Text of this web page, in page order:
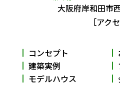
大阪府岸和田市
［アク
コンセプト
建築実例
モデルハウス